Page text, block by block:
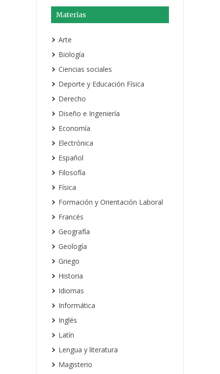
Materias
Arte
Biología
Ciencias sociales
Deporte y Educación Física
Derecho
Diseño e Ingeniería
Economía
Electrónica
Español
Filosofía
Física
Formación y Orientación Laboral
Francés
Geografía
Geología
Griego
Historia
Idiomas
Informática
Inglés
Latín
Lengua y literatura
Magisterio